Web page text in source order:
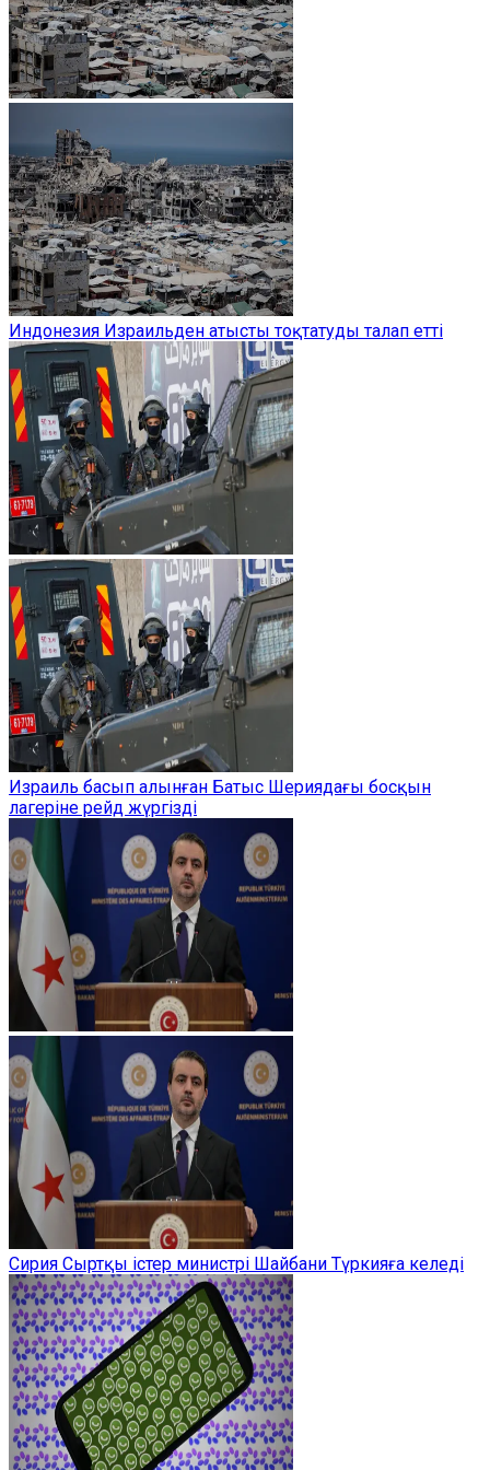
Индонезия Израильден атысты тоқтатуды талап етті
Израиль басып алынған Батыс Шериядағы босқын
лагеріне рейд жүргізді
Сирия Сыртқы істер министрі Шайбани Түркияға келеді